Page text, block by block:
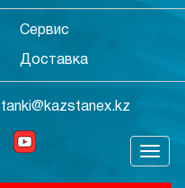
Сервис
Доставка